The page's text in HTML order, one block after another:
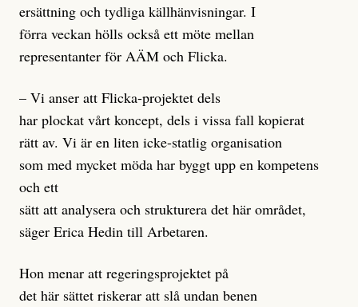
ersättning och tydliga källhänvisningar. I
förra veckan hölls också ett möte mellan
representanter för AÄM och Flicka.
– Vi anser att Flicka-projektet dels
har plockat vårt koncept, dels i vissa fall kopierat
rätt av. Vi är en liten icke-statlig organisation
som med mycket möda har byggt upp en kompetens
och ett
sätt att analysera och strukturera det här området,
säger Erica Hedin till Arbetaren.
Hon menar att regeringsprojektet på
det här sättet riskerar att slå undan benen